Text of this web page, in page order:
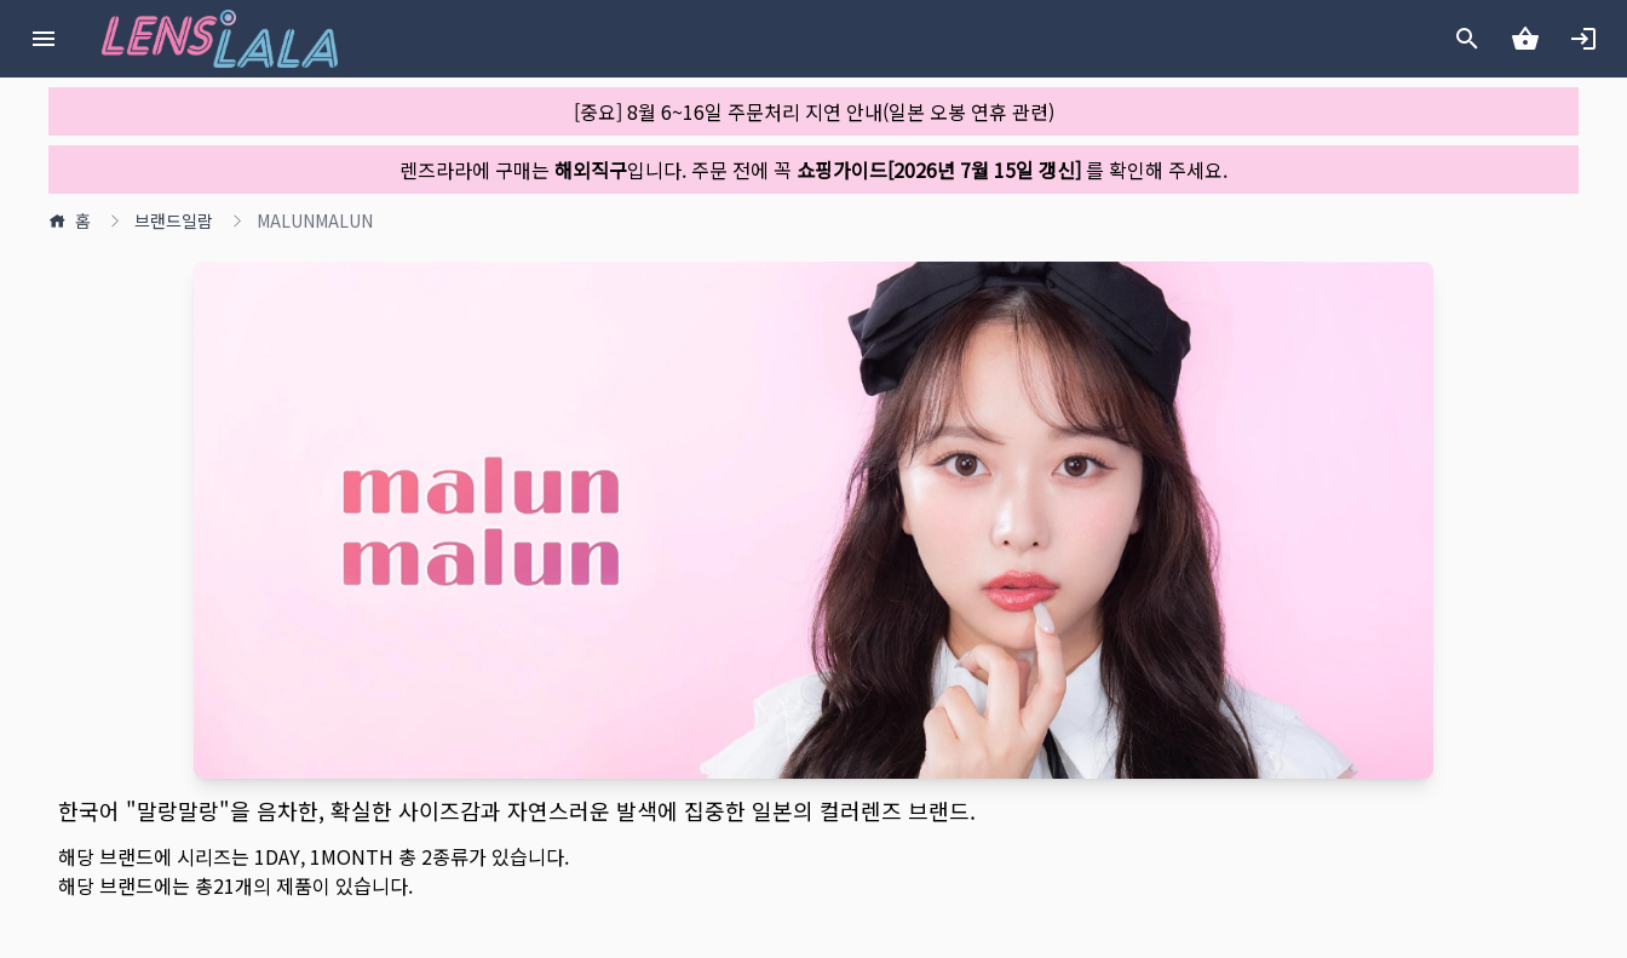
[중요] 8월 6~16일 주문처리 지연 안내(일본 오봉 연휴 관련)
렌즈라라에 구매는 해외직구입니다. 주문 전에 꼭 쇼핑가이드[2026년 7월 15일 갱신]를 확인해 주세요.
홈 브랜드일람 MALUNMALUN
한국어 "말랑말랑"을 음차한, 확실한 사이즈감과 자연스러운 발색에 집중한 일본의 컬러렌즈 브랜드.
해당 브랜드에 시리즈는 1DAY, 1MONTH 총 2종류가 있습니다.
해당 브랜드에는 총21개의 제품이 있습니다.